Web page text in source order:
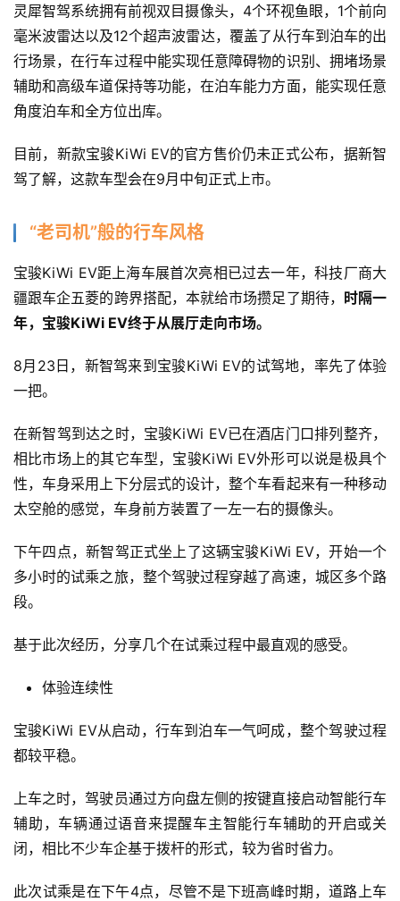
灵犀智驾系统拥有前视双目摄像头，4个环视鱼眼，1个前向
毫米波雷达以及12个超声波雷达，覆盖了从行车到泊车的出
行场景，在行车过程中能实现任意障碍物的识别、拥堵场景
辅助和高级车道保持等功能，在泊车能力方面，能实现任意
角度泊车和全方位出库。
目前，新款宝骏KiWi EV的官方售价仍未正式公布，据新智
驾了解，这款车型会在9月中旬正式上市。
“老司机”般的行车风格
宝骏KiWi EV距上海车展首次亮相已过去一年，科技厂商大
疆跟车企五菱的跨界搭配，本就给市场攒足了期待， 时隔一
年，宝骏KiWi EV终于从展厅走向市场。
8月23日，新智驾来到宝骏KiWi EV的试驾地，率先了体验
一把。
在新智驾到达之时，宝骏KiWi EV已在酒店门口排列整齐，
相比市场上的其它车型，宝骏KiWi EV外形可以说是极具个
性，车身采用上下分层式的设计，整个车看起来有一种移动
太空舱的感觉，车身前方装置了一左一右的摄像头。
下午四点，新智驾正式坐上了这辆宝骏KiWi EV，开始一个
多小时的试乘之旅，整个驾驶过程穿越了高速，城区多个路
段。
基于此次经历，分享几个在试乘过程中最直观的感受。
体验连续性
宝骏KiWi EV从启动，行车到泊车一气呵成，整个驾驶过程
都较平稳。
上车之时，驾驶员通过方向盘左侧的按键直接启动智能行车
辅助，车辆通过语音来提醒车主智能行车辅助的开启或关
闭，相比不少车企基于拨杆的形式，较为省时省力。
此次试乘是在下午4点，尽管不是下班高峰时期，道路上车